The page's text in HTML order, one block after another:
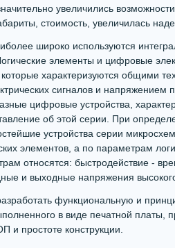
увеличились
стоимость, увеличилась
широко используются
элементы и цифровые
характеризуются общими
сигналов и напряжением
цифровые устройства,
об этой серии. При
устройства серии
элементов, а по параметрам
относятся: быстродействие -
и выходные напряжения
функциональную и
в виде печатной платы,
и простоте конструкции.